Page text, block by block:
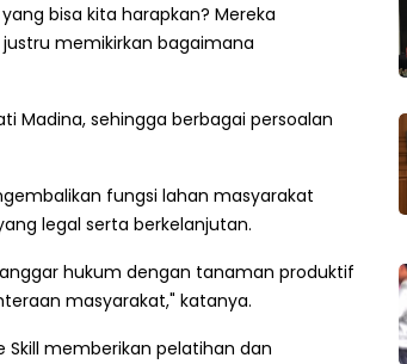
bisa kita harapkan? Mereka
memikirkan bagaimana
Madina, sehingga berbagai persoalan
fungsi lahan masyarakat
legal serta berkelanjutan.
hukum dengan tanaman produktif
masyarakat," katanya.
Skill memberikan pelatihan dan